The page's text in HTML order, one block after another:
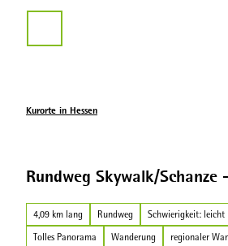
Kurorte in Hessen
Rundweg Skywalk/Schanze
4,09 km lang Rundweg Schwierigkeit: leicht
Tolles Panorama
Wanderung regionaler